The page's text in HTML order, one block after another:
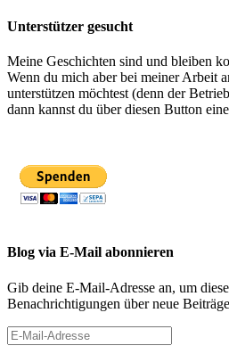
Unterstützer gesucht
Meine Geschichten sind und bleiben
Wenn du mich aber bei meiner Arbeit
unterstützen möchtest (denn der
dann kannst du über diesen Button
Blog via E-Mail abonnieren
Gib deine E-Mail-Adresse an, um
Benachrichtigungen über neue
E-
Mail-